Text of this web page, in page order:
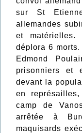
sur St
allemandes
et
déplora 6
Edmond
prisonniers et
devant la
en
camp de
arrêtée à
maquisards